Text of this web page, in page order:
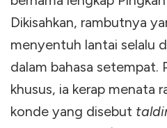
Dikisahkan, rambutnya
menyentuh lantai selalu
dalam bahasa setempat.
khusus, ia kerap menata
konde yang disebut